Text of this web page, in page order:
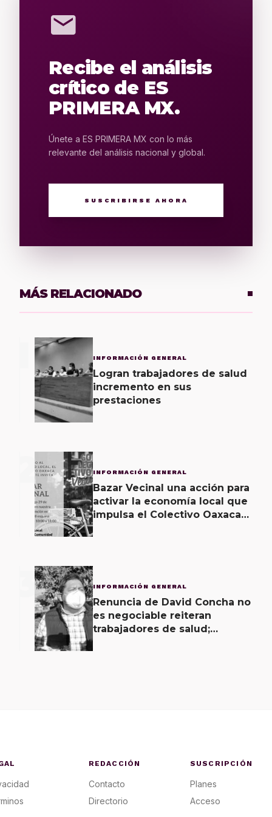
mail
Recibe el análisis
crítico de ES
PRIMERA MX.
Únete a ES PRIMERA MX con lo más
relevante del análisis nacional y global.
SUSCRIBIRSE AHORA
MÁS RELACIONADO
INFORMACIÓN GENERAL
Logran trabajadores de salud
incremento en sus
prestaciones
2 INFORMACIÓN GENERAL
Bazar Vecinal una acción para
activar la economía local que
impulsa el Colectivo Oaxaca
3 INFORMACIÓN GENERAL
Renuncia de David Concha no
es negociable reiteran
trabajadores de salud;
REDACCIÓN
Contacto
Directorio
SUSCRIPCIÓN
Planes
Acceso